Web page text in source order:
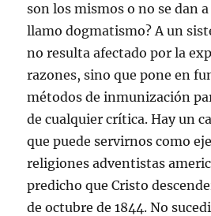
son los mismos o no se dan
llamo dogmatismo? A un
no resulta afectado por la
razones, sino que pone en
métodos de inmunización
de cualquier crítica. Hay un
que puede servirnos como
religiones adventistas
predicho que Cristo
de octubre de 1844. No